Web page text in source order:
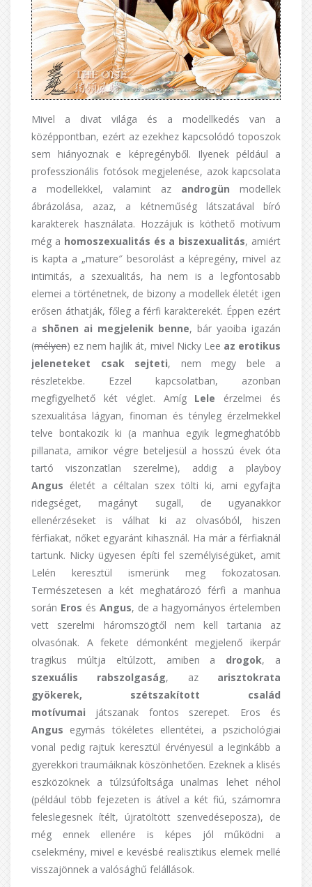
Mivel a divat világa és a modellkedés van a
középpontban, ezért az ezekhez kapcsolódó toposzok
sem hiányoznak e képregényből. Ilyenek például a
professzionális fotósok megjelenése, azok kapcsolata
a modellekkel, valamint az androgün modellek
ábrázolása, azaz, a kétneműség látszatával bíró
karakterek használata. Hozzájuk is köthető motívum
még a homoszexualitás és a biszexualitás, amiért
is kapta a „mature″ besorolást a képregény, mivel az
intimitás, a szexualitás, ha nem is a legfontosabb
elemei a történetnek, de bizony a modellek életét igen
erősen áthatják, főleg a férfi karakterekét. Éppen ezért
a shōnen ai megjelenik benne, bár yaoiba igazán
(mélyen) ez nem hajlik át, mivel Nicky Lee az erotikus
jeleneteket csak sejteti, nem megy bele a
részletekbe. Ezzel kapcsolatban, azonban
megfigyelhető két véglet. Amíg Lele érzelmei és
szexualitása lágyan, finoman és tényleg érzelmekkel
telve bontakozik ki (a manhua egyik legmeghatóbb
pillanata, amikor végre beteljesül a hosszú évek óta
tartó viszonzatlan szerelme), addig a playboy
Angus életét a céltalan szex tölti ki, ami egyfajta
ridegséget, magányt sugall, de ugyanakkor
ellenérzéseket is válhat ki az olvasóból, hiszen
férfiakat, nőket egyaránt kihasznál. Ha már a férfiaknál
tartunk. Nicky ügyesen építi fel személyiségüket, amit
Lelén keresztül ismerünk meg fokozatosan.
Természetesen a két meghatározó férfi a manhua
során Eros és Angus, de a hagyományos értelemben
vett szerelmi háromszögtől nem kell tartania az
olvasónak. A fekete démonként megjelenő ikerpár
tragikus múltja eltúlzott, amiben a drogok, a
szexuális rabszolgaság, az arisztokrata
gyökerek, szétszakított család
motívumai játszanak fontos szerepet. Eros és
Angus egymás tökéletes ellentétei, a pszichológiai
vonal pedig rajtuk keresztül érvényesül a leginkább a
gyerekkori traumáiknak köszönhetően. Ezeknek a klisés
eszközöknek a túlzsúfoltsága unalmas lehet néhol
(például több fejezeten is átível a két fiú, számomra
feleslegesnek ítélt, újratöltött szenvedéseposza), de
még ennek ellenére is képes jól működni a
cselekmény, mivel e kevésbé realisztikus elemek mellé
visszajönnek a valósághű felállások.